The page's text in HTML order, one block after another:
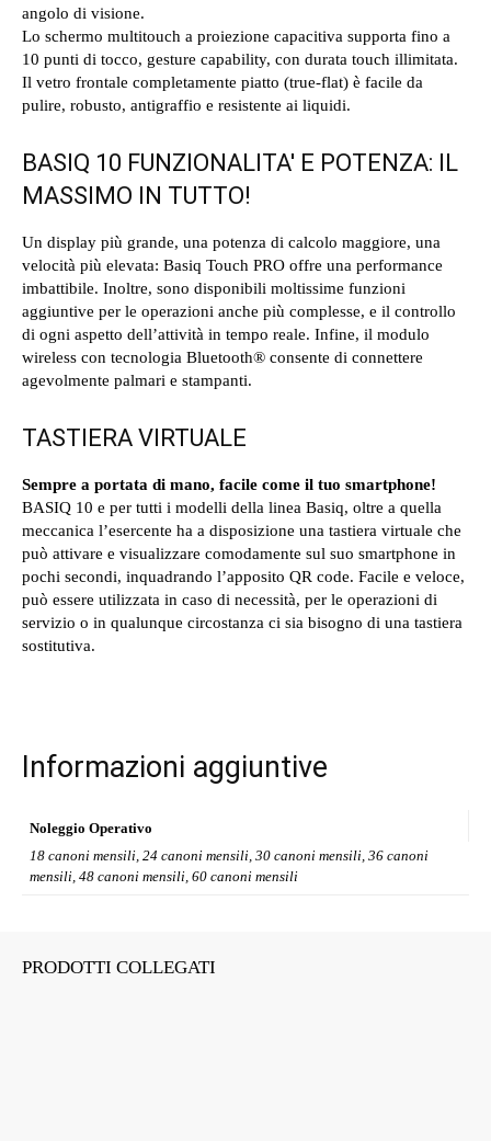
angolo di visione.
Lo schermo multitouch a proiezione capacitiva supporta fino a
10 punti di tocco, gesture capability, con durata touch illimitata.
Il vetro frontale completamente piatto (true-flat) è facile da
pulire, robusto, antigraffio e resistente ai liquidi.
BASIQ 10 FUNZIONALITA' E POTENZA: IL
MASSIMO IN TUTTO!
Un display più grande, una potenza di calcolo maggiore, una
velocità più elevata: Basiq Touch PRO offre una performance
imbattibile. Inoltre, sono disponibili moltissime funzioni
aggiuntive per le operazioni anche più complesse, e il controllo
di ogni aspetto dell’attività in tempo reale. Infine, il modulo
wireless con tecnologia Bluetooth® consente di connettere
agevolmente palmari e stampanti.
TASTIERA VIRTUALE
Sempre a portata di mano, facile come il tuo smartphone!
BASIQ 10 e per tutti i modelli della linea Basiq, oltre a quella
meccanica l’esercente ha a disposizione una tastiera virtuale che
può attivare e visualizzare comodamente sul suo smartphone in
pochi secondi, inquadrando l’apposito QR code. Facile e veloce,
può essere utilizzata in caso di necessità, per le operazioni di
servizio o in qualunque circostanza ci sia bisogno di una tastiera
sostitutiva.
Informazioni aggiuntive
Noleggio Operativo
18 canoni mensili, 24 canoni mensili, 30 canoni mensili, 36 canoni
mensili, 48 canoni mensili, 60 canoni mensili
PRODOTTI COLLEGATI